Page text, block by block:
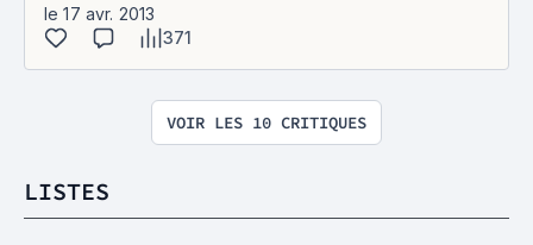
le 17 avr. 2013
371
VOIR LES 10 CRITIQUES
LISTES